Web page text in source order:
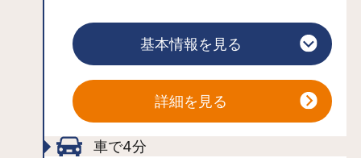
頃】4月中旬～ 立ち姿の美しさは群を
抜くしだれ桜。 例年、4月中旬から下
旬にかけて花期を迎える。 個人所有
の桜だが花期期間中は一般にも開放さ
れる。 そばの農業用水池に映る姿を
目的に、多くの写真愛好家が訪れる。
一つ一つ包んで焼き上げています。タ
レも自家製で、食べた時の具材の食感
ほかにも、そばやうどん、丼類（かつ
丼・天丼など）のメニューも豊富で
す。保原屋という店名は、創業者の出
基本情報を見る
詳細を見る
車で4分